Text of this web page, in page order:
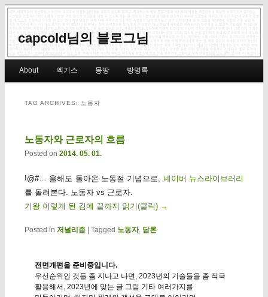
capcold님의 블로그님
Skip to primary content
Skip to secondary content
About 엑기스 몽땅 방명록
TAG ARCHIVES: 노동자
노동자와 근로자의 흐름
Posted on 2014. 05. 01.
!@#… 올해도 돌아온 노동절 기념으로, 네이버 뉴스라이브러리
를 돌려본다. 노동자 vs 근로자.
기왕 이렇게 된 김에 끝까지 읽기(클릭) →
Posted in 저널리즘 | Tagged 노동자, 담론
전면개편을 준비중입니다.
우선순위인 것들 좀 지나고 나면, 2023년의 기술들을 좀 적극
활용해서, 2023년에 맞는 글 그림 기타 여러가지를